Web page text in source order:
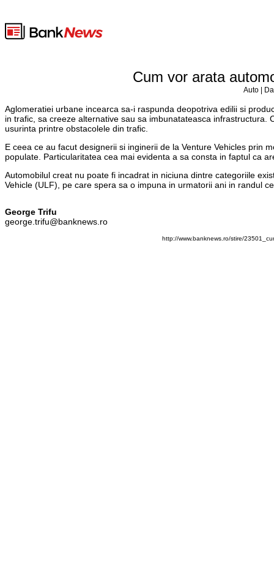
Cum vor arata
Auto |
Aglomeratiei urbane incearca sa-i raspunda deopotriva edilii si
in trafic, sa creeze alternative sau sa imbunatateasca
usurinta printre obstacolele din trafic.
E ceea ce au facut designerii si inginerii de la Venture Vehicles prin
populate. Particularitatea cea mai evidenta a sa consta in faptul ca
Automobilul creat nu poate fi incadrat in niciuna dintre categoriile
Vehicle (ULF), pe care spera sa o impuna in urmatorii ani in randul
George Trifu
george.trifu@banknews.ro
http://www.banknews.ro/stire/